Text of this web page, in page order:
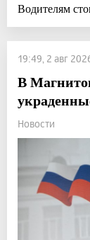
Водителям
19:49, 2 авг
В
Новости